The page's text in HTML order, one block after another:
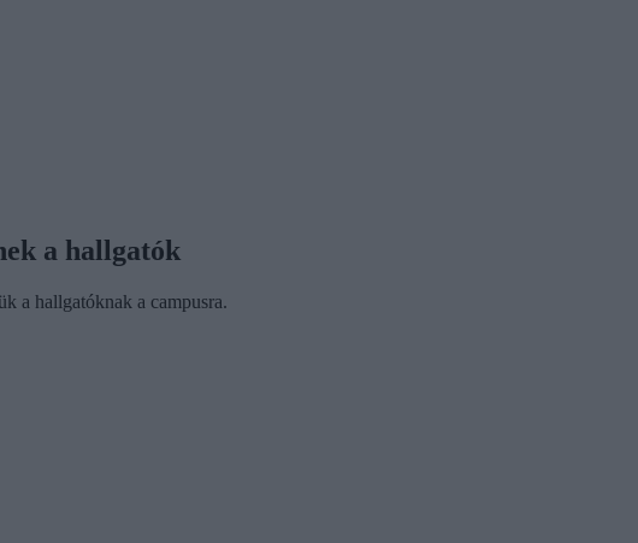
a hallgatók
a hallgatóknak a campusra.